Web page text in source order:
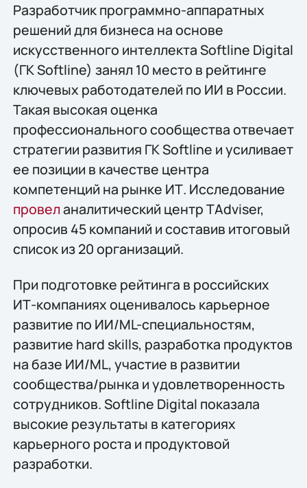
Разработчик программно-аппаратных
решений для бизнеса на основе
искусственного интеллекта Softline Digital
(ГК Softline) занял 10 место в рейтинге
ключевых работодателей по ИИ в России.
Такая высокая оценка
профессионального сообщества отвечает
стратегии развития ГК Softline и усиливает
ее позиции в качестве центра
компетенций на рынке ИТ. Исследование
провеланалитический центр TAdviser,
опросив 45 компаний и составив итоговый
список из 20 организаций.
При подготовке рейтинга в российских
ИТ-компаниях оценивалось карьерное
развитие по ИИ/ML-специальностям,
развитие hard skills, разработка продуктов
на базе ИИ/ML, участие в развитии
сообщества/рынка и удовлетворенность
сотрудников. Softline Digital показала
высокие результаты в категориях
карьерного роста и продуктовой
разработки.